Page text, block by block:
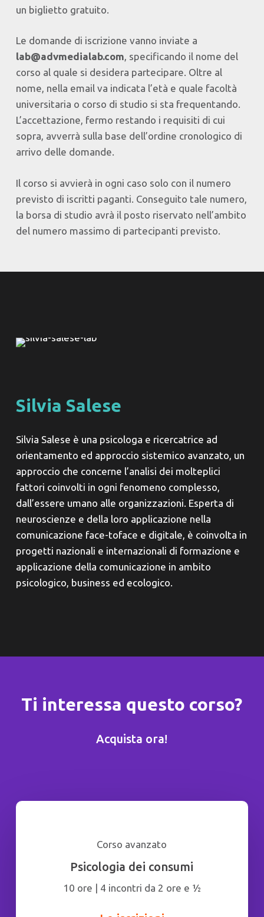
un biglietto gratuito.
Le domande di iscrizione vanno inviate a
lab@advmedialab.com, specificando il nome del
corso al quale si desidera partecipare. Oltre al
nome, nella email va indicata l’età e quale facoltà
universitaria o corso di studio si sta frequentando.
L’accettazione, fermo restando i requisiti di cui
sopra, avverrà sulla base dell’ordine cronologico di
arrivo delle domande.
Il corso si avvierà in ogni caso solo con il numero
previsto di iscritti paganti. Conseguito tale numero,
la borsa di studio avrà il posto riservato nell’ambito
del numero massimo di partecipanti previsto.
Silvia Salese
Silvia Salese è una psicologa e ricercatrice ad
orientamento ed approccio sistemico avanzato, un
approccio che concerne l’analisi dei molteplici
fattori coinvolti in ogni fenomeno complesso,
dall’essere umano alle organizzazioni. Esperta di
neuroscienze e della loro applicazione nella
comunicazione face-toface e digitale, è coinvolta in
progetti nazionali e internazionali di formazione e
applicazione della comunicazione in ambito
psicologico, business ed ecologico.
Ti interessa questo corso?
Acquista ora!
Corso avanzato
Psicologia dei consumi
10 ore | 4 incontri da 2 ore e ½